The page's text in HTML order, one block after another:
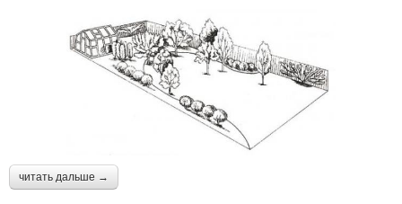
читать дальше →